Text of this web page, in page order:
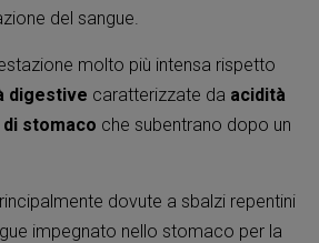
del sangue.
molto più intensa rispetto
digestive caratterizzate da acidità
stomaco che subentrano dopo un
dovute a sbalzi repentini
impegnato nello stomaco per la